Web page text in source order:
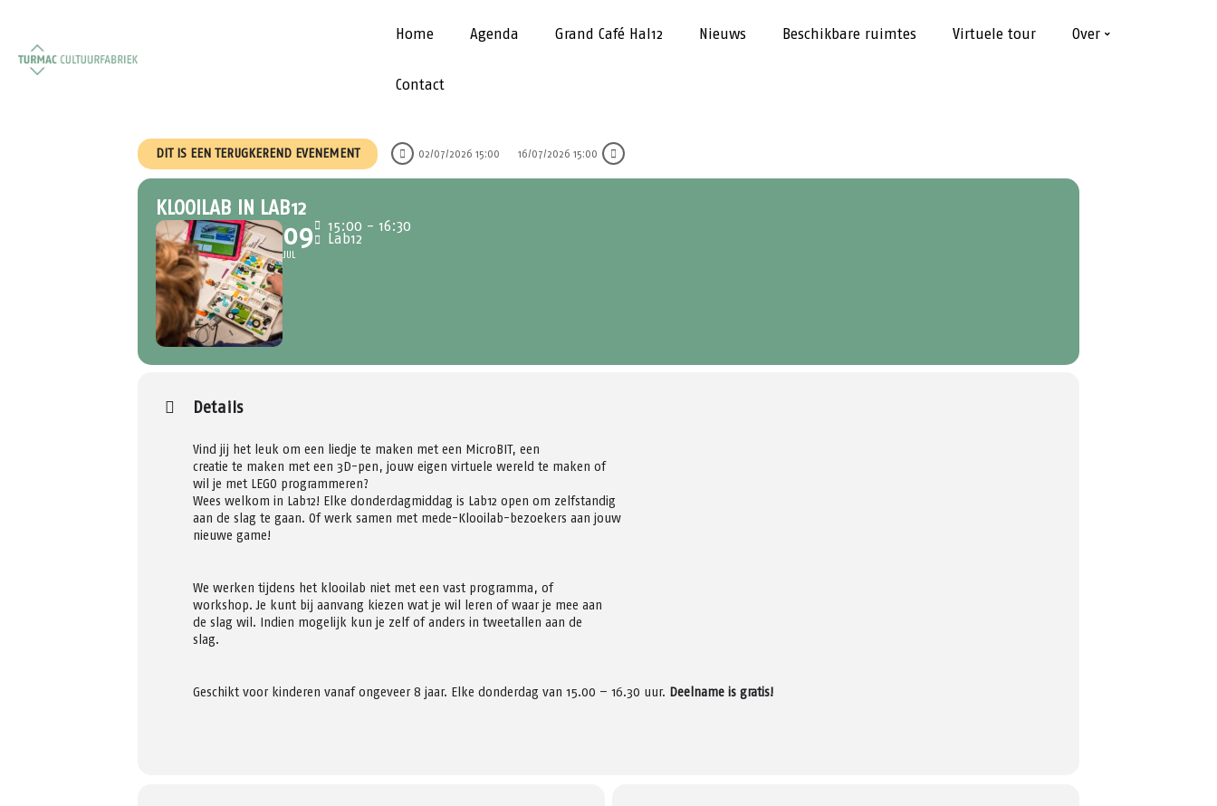
Home Agenda Grand Café Hal12 Nieuws Beschikbare ruimtes Virtuele tour Over
Contact
DIT IS EEN TERUGKEREND EVENEMENT 02/07/2026 15:00 16/07/2026 15:00
KLOOILAB IN LAB12
09
JUL
15:00 - 16:30
Lab12
Details
Vind jij het leuk om een liedje te maken met een MicroBIT, een
creatie te maken met een 3D-pen, jouw eigen virtuele wereld te maken of
wil je met LEGO programmeren?
Wees welkom in Lab12! Elke donderdagmiddag is Lab12 open om zelfstandig
aan de slag te gaan. Of werk samen met mede-Klooilab-bezoekers aan jouw
nieuwe game!
We werken tijdens het klooilab niet met een vast programma, of
workshop. Je kunt bij aanvang kiezen wat je wil leren of waar je mee aan
de slag wil. Indien mogelijk kun je zelf of anders in tweetallen aan de
slag.
Geschikt voor kinderen vanaf ongeveer 8 jaar. Elke donderdag van 15.00 – 16.30 uur. Deelname is gratis!